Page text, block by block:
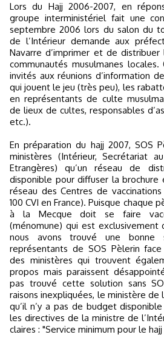
Lors du Hajj 2006-2007, en
groupe interministériel fait une
septembre 2006 lors du salon du
de l’Intérieur demande aux
Navarre d’imprimer et de
communautés musulmanes
invités aux réunions d’information
qui jouent le jeu (très peu), les
en représentants de culte
de lieux de cultes, responsables
etc.).
En préparation du hajj 2007, SOS
ministères (Intérieur, Secrétariat
Etrangères) qu’un réseau de
disponible pour diffuser la brochure
réseau des Centres de
100 CVI en France). Puisque chaque
à la Mecque doit se faire
(ménomune) qui est exclusivement
nous avons trouvé une bonne
représentants de SOS Pèlerin
des ministères qui trouvent
propos mais paraissent
pas trouvé cette solution sans
raisons inexpliquées, le ministère de
qu’il n’y a pas de budget
les directives de la ministre de
claires : "Service minimum pour le